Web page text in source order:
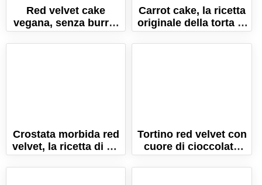
Red velvet cake
vegana, senza burro,
latte e uova!
Carrot cake, la ricetta
originale della torta di
carote americana!
Crostata morbida red
velvet, la ricetta di un
dolce originale!
Tortino red velvet con
cuore di cioccolato
fondente!